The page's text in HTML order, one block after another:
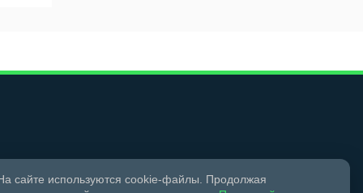
сайте используются cookie-файлы. Продолжая